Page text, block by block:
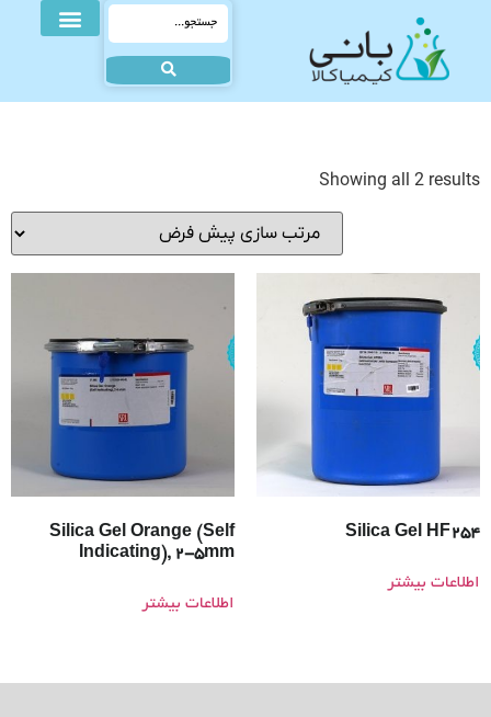
Showing all 2 results
Silica Gel HF254
اطلاعات بیشتر
Silica Gel Orange (Self
Indicating), 2-5mm
اطلاعات بیشتر